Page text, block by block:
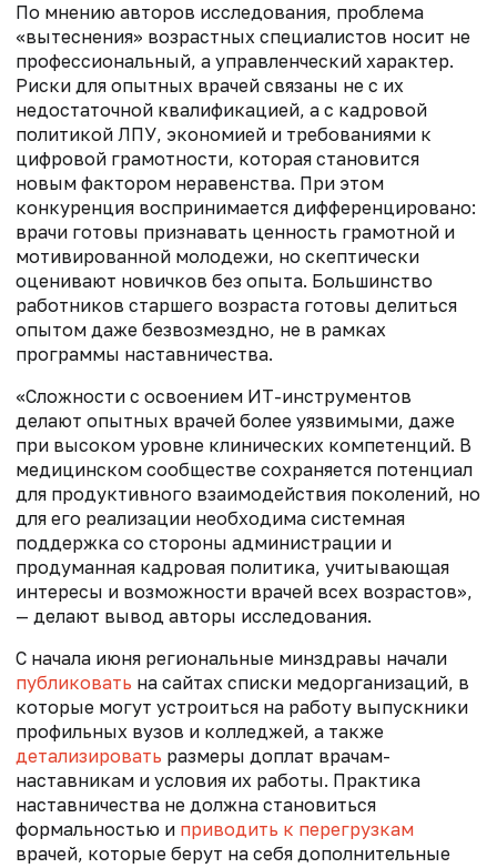
По мнению авторов исследования, проблема
«вытеснения» возрастных специалистов носит не
профессиональный, а управленческий характер.
Риски для опытных врачей связаны не с их
недостаточной квалификацией, а с кадровой
политикой ЛПУ, экономией и требованиями к
цифровой грамотности, которая становится
новым фактором неравенства. При этом
конкуренция воспринимается дифференцировано:
врачи готовы признавать ценность грамотной и
мотивированной молодежи, но скептически
оценивают новичков без опыта. Большинство
работников старшего возраста готовы делиться
опытом даже безвозмездно, не в рамках
программы наставничества.
«Сложности с освоением ИТ-инструментов
делают опытных врачей более уязвимыми, даже
при высоком уровне клинических компетенций. В
медицинском сообществе сохраняется потенциал
для продуктивного взаимодействия поколений, но
для его реализации необходима системная
поддержка со стороны администрации и
продуманная кадровая политика, учитывающая
интересы и возможности врачей всех возрастов»,
— делают вывод авторы исследования.
С начала июня региональные минздравы начали
публиковать на сайтах списки медорганизаций, в
которые могут устроиться на работу выпускники
профильных вузов и колледжей, а также
детализировать размеры доплат врачам-
наставникам и условия их работы. Практика
наставничества не должна становиться
формальностью и приводить к перегрузкам
врачей, которые берут на себя дополнительные